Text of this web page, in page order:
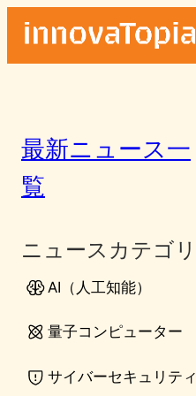
最新ニュース一
覧
ニュースカテゴリ
AI（人工知能）
量子コンピューター
サイバーセキュリティ